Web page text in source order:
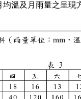
溫及月雨量之呈